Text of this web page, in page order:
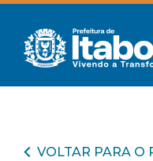
VOLTAR PARA O